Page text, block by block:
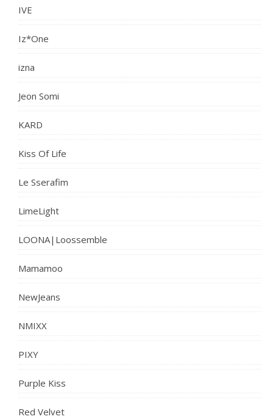
IVE
Iz*One
izna
Jeon Somi
KARD
Kiss Of Life
Le Sserafim
LimeLight
LOONA|Loossemble
Mamamoo
NewJeans
NMIXX
PIXY
Purple Kiss
Red Velvet